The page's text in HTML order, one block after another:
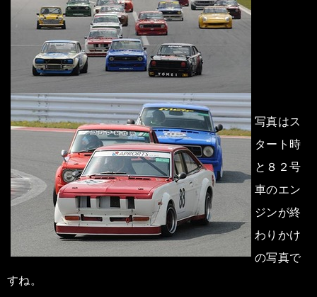
写真はス
タート時
と８２号
車のエン
ジンが終
わりかけ
の写真で
すね。